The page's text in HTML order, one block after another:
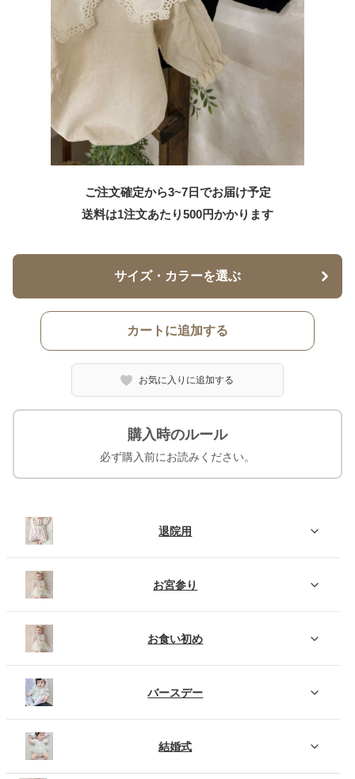
ご注文確定から3~7日でお届け予定
送料は1注文あたり500円かかります
サイズ・カラーを選ぶ
カートに追加する
お気に入りに追加する
購入時のルール
必ず購入前にお読みください。
退院用
お宮参り
お食い初め
バースデー
結婚式